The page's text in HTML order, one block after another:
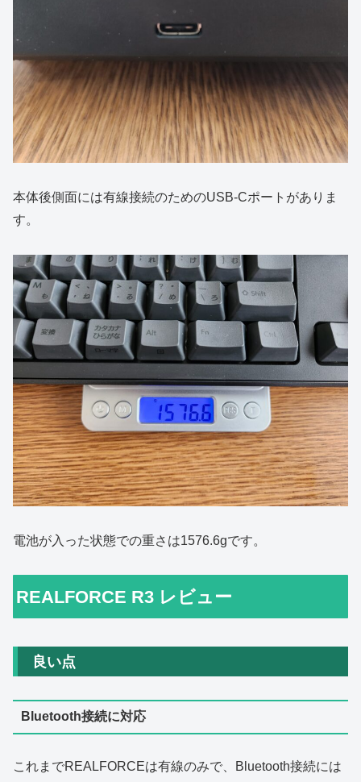
本体後側面には有線接続のためのUSB-Cポートがありま
す。
電池が入った状態での重さは1576.6gです。
REALFORCE R3 レビュー
良い点
Bluetooth接続に対応
これまでREALFORCEは有線のみで、Bluetooth接続には